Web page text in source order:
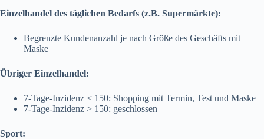
Einzelhandel des täglichen Bedarfs (z.B. Supermärkte):
Begrenzte Kundenanzahl je nach Größe des Geschäfts mit
Maske
Übriger Einzelhandel:
7-Tage-Inzidenz < 150: Shopping mit Termin, Test und Maske
7-Tage-Inzidenz > 150: geschlossen
Sport: